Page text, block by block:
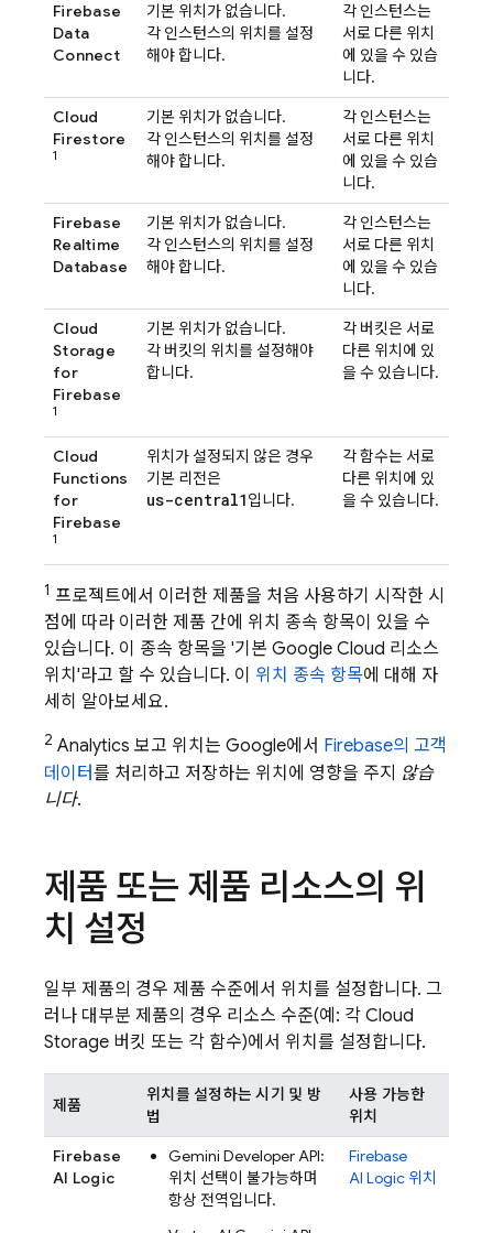
Firebase
Data
Connect
기본 위치가 없습니다.
각 인스턴스의 위치를 설정
해야 합니다.
각 인스턴스는
서로 다른 위치
에 있을 수 있습
니다.
Cloud
Firestore
1
기본 위치가 없습니다.
각 인스턴스의 위치를 설정
해야 합니다.
각 인스턴스는
서로 다른 위치
에 있을 수 있습
니다.
Firebase
Realtime
Database
기본 위치가 없습니다.
각 인스턴스의 위치를 설정
해야 합니다.
각 인스턴스는
서로 다른 위치
에 있을 수 있습
니다.
Cloud
Storage
for
Firebase
1
기본 위치가 없습니다.
각 버킷의 위치를 설정해야
합니다.
각 버킷은 서로
다른 위치에 있
을 수 있습니다.
Cloud
Functions
for
Firebase
1
위치가 설정되지 않은 경우
기본 리전은
us-central1입니다.
각 함수는 서로
다른 위치에 있
을 수 있습니다.
1 프로젝트에서 이러한 제품을 처음 사용하기 시작한 시
점에 따라 이러한 제품 간에 위치 종속 항목이 있을 수
있습니다. 이 종속 항목을 '기본 Google Cloud 리소스
위치'라고 할 수 있습니다. 이 위치 종속 항목에 대해 자
세히 알아보세요.
2 Analytics 보고 위치는 Google에서 Firebase의 고객
데이터를 처리하고 저장하는 위치에 영향을 주지 않습
니다.
제품 또는 제품 리소스의 위
치 설정
일부 제품의 경우 제품 수준에서 위치를 설정합니다. 그
러나 대부분 제품의 경우 리소스 수준(예: 각 Cloud
Storage 버킷 또는 각 함수)에서 위치를 설정합니다.
제품
위치를 설정하는 시기 및 방
법
사용 가능한
위치
Firebase
AI Logic
Gemini Developer API:
위치 선택이 불가능하며
항상 전역입니다.
Firebase
AI Logic 위치